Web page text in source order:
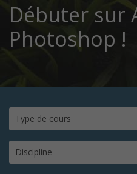
Débuter sur
Photoshop !
Type de cours
Discipline